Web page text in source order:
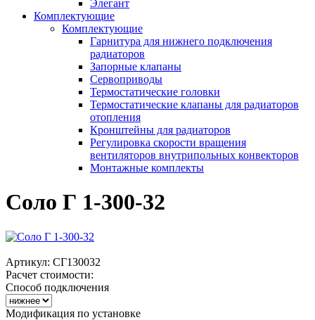
Элегант
Комплектующие
Комплектующие
Гарнитура для нижнего подключения
радиаторов
Запорные клапаны
Сервоприводы
Термостатические головки
Термостатические клапаны для радиаторов
отопления
Кронштейны для радиаторов
Регулировка скорости вращения
вентиляторов внутрипольных конвекторов
Монтажные комплекты
Соло Г 1-300-32
Артикул: СГ130032
Расчет стоимости:
Способ подключения
Модификация по установке